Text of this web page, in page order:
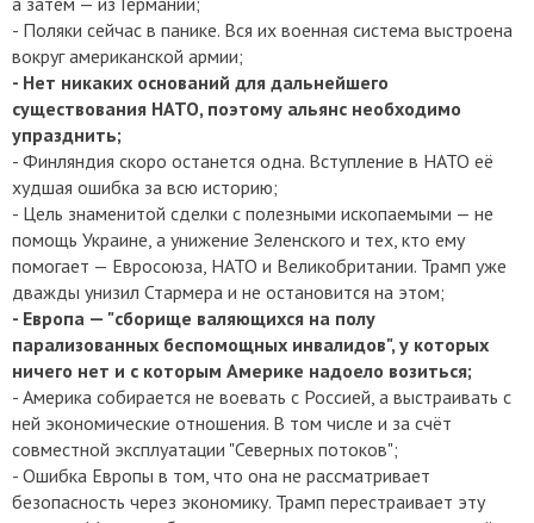
- Поляки сейчас в панике. Вся их военная система выстроена
вокруг американской армии;
- Нет никаких оснований для дальнейшего
существования НАТО, поэтому альянс необходимо
упразднить;
- Финляндия скоро останется одна. Вступление в НАТО её
худшая ошибка за всю историю;
- Цель знаменитой сделки с полезными ископаемыми — не
помощь Украине, а унижение Зеленского и тех, кто ему
помогает — Евросоюза, НАТО и Великобритании. Трамп уже
дважды унизил Стармера и не остановится на этом;
- Европа — "сборище валяющихся на полу
парализованных беспомощных инвалидов", у которых
ничего нет и с которым Америке надоело возиться;
- Америка собирается не воевать с Россией, а выстраивать с
ней экономические отношения. В том числе и за счёт
совместной эксплуатации "Северных потоков";
- Ошибка Европы в том, что она не рассматривает
безопасность через экономику. Трамп перестраивает эту